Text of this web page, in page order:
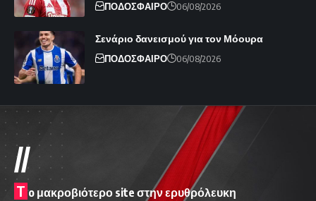
ΠΟΔΟΣΦΑΙΡΟ 06/08/2026
Σενάριο δανεισμού για τον Μόουρα
ΠΟΔΟΣΦΑΙΡΟ 06/08/2026
//
T o μακροβιότερο site στην ερυθρόλευκη